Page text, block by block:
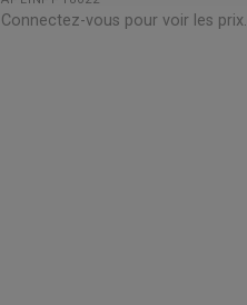
Connectez-vous pour voir les prix.